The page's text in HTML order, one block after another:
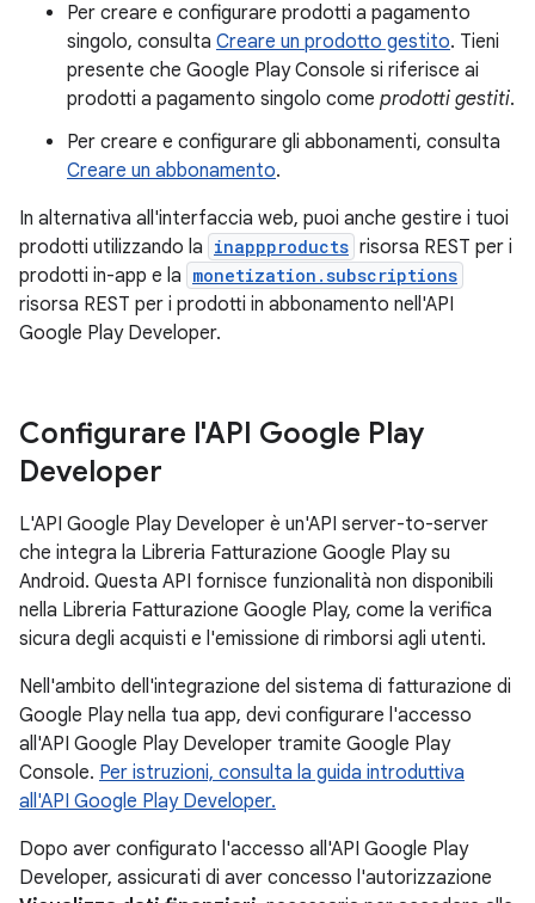
Per creare e configurare prodotti a pagamento
singolo, consulta Creare un prodotto gestito. Tieni
presente che Google Play Console si riferisce ai
prodotti a pagamento singolo come prodotti gestiti.
Per creare e configurare gli abbonamenti, consulta
Creare un abbonamento.
In alternativa all'interfaccia web, puoi anche gestire i tuoi
prodotti utilizzando la inappproducts risorsa REST per i
prodotti in-app e la monetization.subscriptions
risorsa REST per i prodotti in abbonamento nell'API
Google Play Developer.
Configurare l'API Google Play
Developer
L'API Google Play Developer è un'API server-to-server
che integra la Libreria Fatturazione Google Play su
Android. Questa API fornisce funzionalità non disponibili
nella Libreria Fatturazione Google Play, come la verifica
sicura degli acquisti e l'emissione di rimborsi agli utenti.
Nell'ambito dell'integrazione del sistema di fatturazione di
Google Play nella tua app, devi configurare l'accesso
all'API Google Play Developer tramite Google Play
Console. Per istruzioni, consulta la guida introduttiva
all'API Google Play Developer.
Dopo aver configurato l'accesso all'API Google Play
Developer, assicurati di aver concesso l'autorizzazione